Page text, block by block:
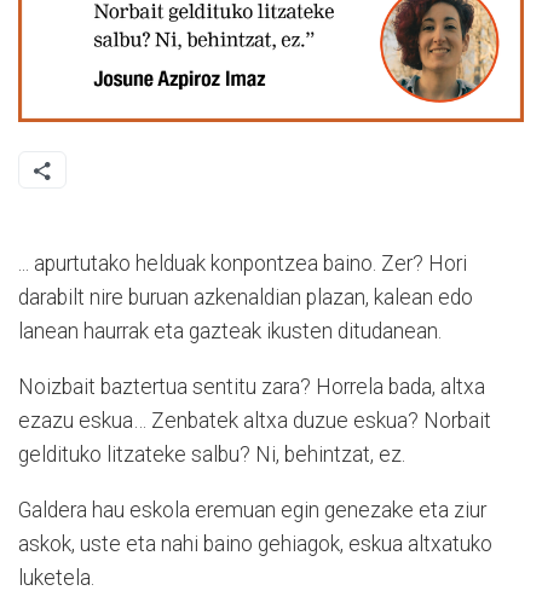
... apurtutako helduak konpontzea baino. Zer? Hori
darabilt nire buruan azkenaldian plazan, kalean edo
lanean haurrak eta gazteak ikusten ditudanean.
Noizbait baztertua sentitu zara? Horrela bada, altxa
ezazu eskua… Zenbatek altxa duzue eskua? Norbait
geldituko litzateke salbu? Ni, behintzat, ez.
Galdera hau eskola eremuan egin genezake eta ziur
askok, uste eta nahi baino gehiagok, eskua altxatuko
luketela.